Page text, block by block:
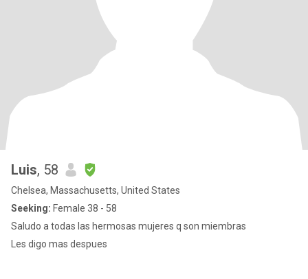
Luis, 58
Chelsea, Massachusetts, United States
Seeking: Female 38 - 58
Saludo a todas las hermosas mujeres q son miembras
Les digo mas despues